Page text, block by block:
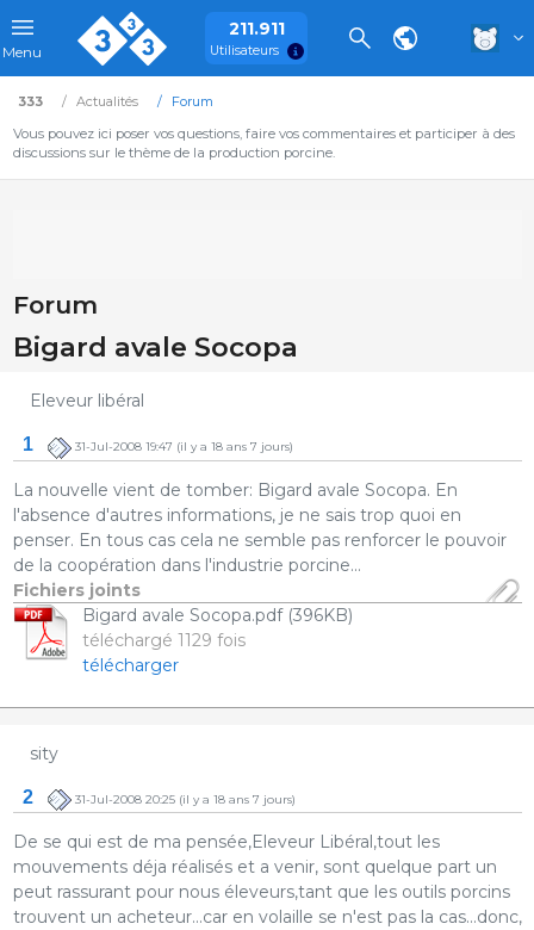
Menu
211.911
Utilisateurs
333 Actualités
Forum
Vous pouvez ici poser vos questions, faire vos commentaires et participer à des
discussions sur le thème de la production porcine.
Forum
Bigard avale Socopa
Eleveur libéral
1 31-Jul-2008 19:47 (il y a 18 ans 7 jours)
La nouvelle vient de tomber: Bigard avale Socopa. En
l'absence d'autres informations, je ne sais trop quoi en
penser. En tous cas cela ne semble pas renforcer le pouvoir
de la coopération dans l'industrie porcine...
Fichiers joints
Bigard avale Socopa.pdf (396KB)
téléchargé 1129 fois
télécharger
sity
2 31-Jul-2008 20:25(il y a 18 ans 7 jours)
De se qui est de ma pensée,Eleveur Libéral,tout les
mouvements déja réalisés et a venir, sont quelque part un
peut rassurant pour nous éleveurs,tant que les outils porcins
trouvent un acheteur...car en volaille se n'est pas la cas...donc,